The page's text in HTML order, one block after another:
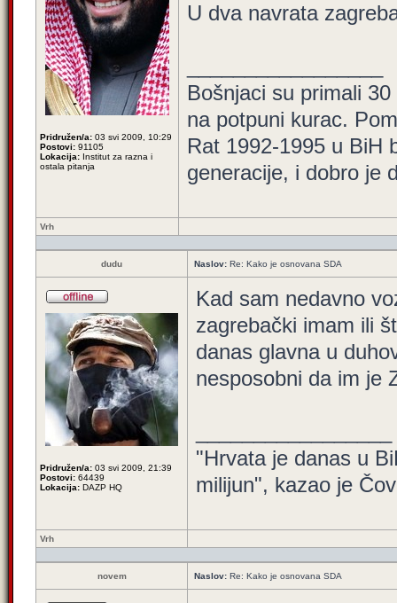
Pridružen/a: 03 svi 2009, 10:29
Postovi: 91105
Lokacija: Institut za razna i
ostala pitanja
U dva navrata
Bošnjaci su primali
na potpuni kurac.
Rat 1992-1995 u BiH
generacije, i dobro je
Vrh
dudu Naslov: Re: Kako je osnovana SDA
Pridružen/a: 03 svi 2009, 21:39
Postovi: 64439
Lokacija: DAZP HQ
Kad sam nedavno
zagrebački imam ili
danas glavna u
nesposobni da im je
"Hrvata je danas u
milijun", kazao je
Vrh
novem Naslov: Re: Kako je osnovana SDA